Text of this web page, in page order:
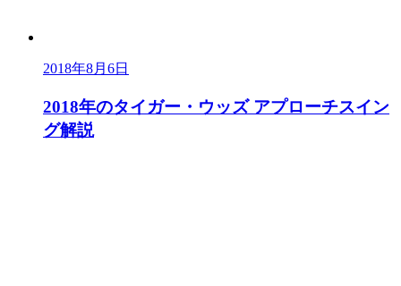
2018年8月6日
2018年のタイガー・ウッズ アプローチスイン
グ解説